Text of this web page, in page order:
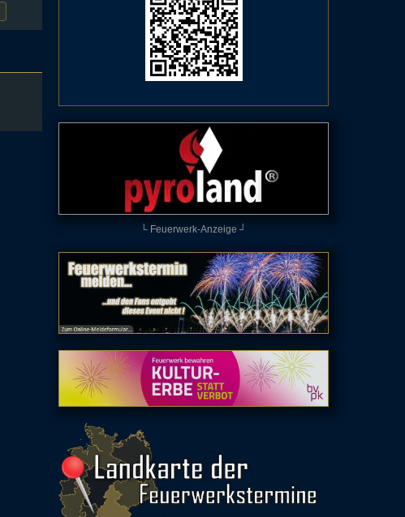
└ Feuerwerk-Anzeige ┘